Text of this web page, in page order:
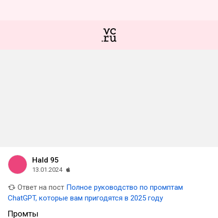
Hald 95
13.01.2024
Ответ на пост Полное руководство по промптам
ChatGPT, которые вам пригодятся в 2025 году
Промты